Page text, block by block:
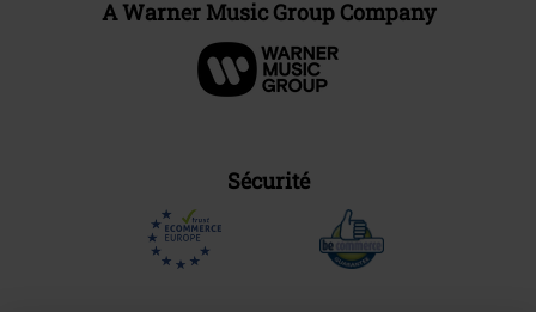
A Warner Music Group Company
Sécurité